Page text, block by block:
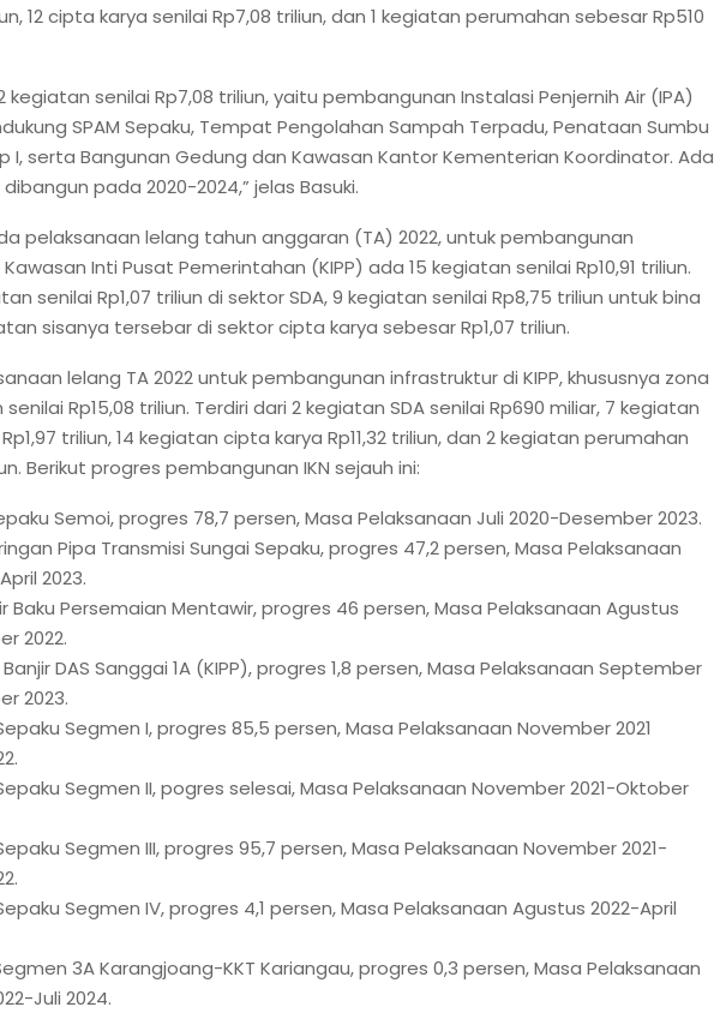
12 cipta karya senilai Rp7,08 triliun, dan 1 kegiatan perumahan sebesar Rp510
kegiatan senilai Rp7,08 triliun, yaitu pembangunan Instalasi Penjernih Air (IPA)
SPAM Sepaku, Tempat Pengolahan Sampah Terpadu, Penataan Sumbu
I, serta Bangunan Gedung dan Kawasan Kantor Kementerian Koordinator. Ada
pada 2020-2024,” jelas Basuki.
pelaksanaan lelang tahun anggaran (TA) 2022, untuk pembangunan
Inti Pusat Pemerintahan (KIPP) ada 15 kegiatan senilai Rp10,91 triliun.
senilai Rp1,07 triliun di sektor SDA, 9 kegiatan senilai Rp8,75 triliun untuk bina
sisanya tersebar di sektor cipta karya sebesar Rp1,07 triliun.
lelang TA 2022 untuk pembangunan infrastruktur di KIPP, khususnya zona
Rp15,08 triliun. Terdiri dari 2 kegiatan SDA senilai Rp690 miliar, 7 kegiatan
triliun, 14 kegiatan cipta karya Rp11,32 triliun, dan 2 kegiatan perumahan
Berikut progres pembangunan IKN sejauh ini:
Semoi, progres 78,7 persen, Masa Pelaksanaan Juli 2020-Desember 2023.
Pipa Transmisi Sungai Sepaku, progres 47,2 persen, Masa Pelaksanaan
2023.
Baku Persemaian Mentawir, progres 46 persen, Masa Pelaksanaan Agustus
2022.
DAS Sanggai 1A (KIPP), progres 1,8 persen, Masa Pelaksanaan September
2023.
Segmen I, progres 85,5 persen, Masa Pelaksanaan November 2021
Segmen II, pogres selesai, Masa Pelaksanaan November 2021-Oktober
Segmen III, progres 95,7 persen, Masa Pelaksanaan November 2021-
Segmen IV, progres 4,1 persen, Masa Pelaksanaan Agustus 2022-April
3A Karangjoang-KKT Kariangau, progres 0,3 persen, Masa Pelaksanaan
Juli 2024.